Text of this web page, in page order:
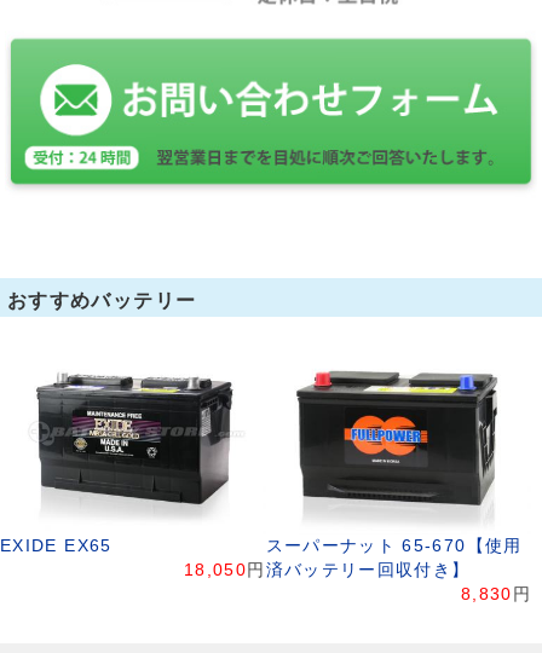
おすすめバッテリー
EXIDE EX65
18,050 円
スーパーナット 65-670【使用
済バッテリー回収付き】
8,830 円